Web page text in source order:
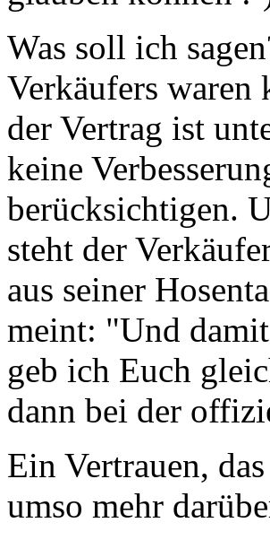
Was soll ich
Verkäufers waren
der Vertrag ist
keine
berücksichtigen.
steht der
aus seiner
meint: "Und
geb ich Euch
dann bei der
Ein Vertrauen,
umso mehr